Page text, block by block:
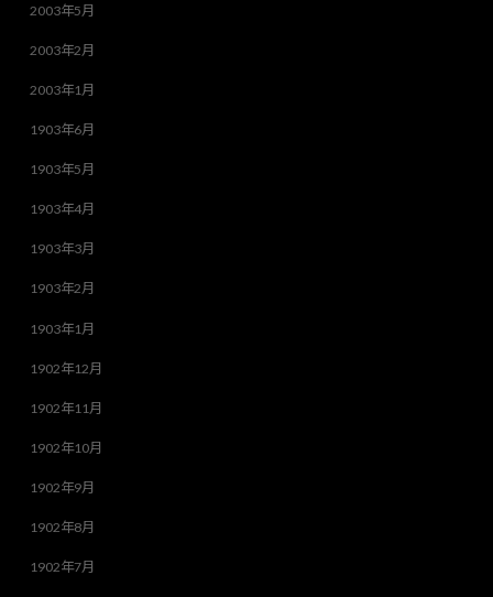
2003年5月
2003年2月
2003年1月
1903年6月
1903年5月
1903年4月
1903年3月
1903年2月
1903年1月
1902年12月
1902年11月
1902年10月
1902年9月
1902年8月
1902年7月